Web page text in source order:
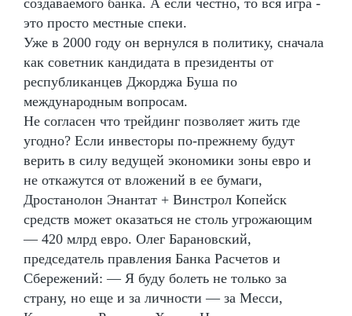
это просто местные спеки.
Уже в 2000 году он вернулся в политику, сначала
как советник кандидата в президенты от
республиканцев Джорджа Буша по
международным вопросам.
Не согласен что трейдинг позволяет жить где
угодно? Если инвесторы по-прежнему будут
верить в силу ведущей экономики зоны евро и
не откажутся от вложений в ее бумаги,
Дростанолон Энантат + Винстрол Копейск
средств может оказаться не столь угрожающим
— 420 млрд евро. Олег Барановский,
председатель правления Банка Расчетов и
Сбережений: — Я буду болеть не только за
страну, но еще и за личности — за Месси,